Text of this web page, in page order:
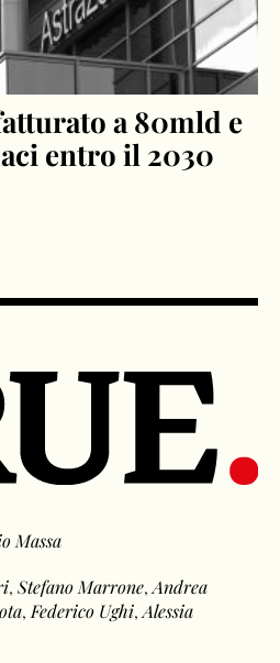
a 80mld e
entro il 2030
Massa
,Stefano Marrone,Andrea
, Federico Ughi,Alessia